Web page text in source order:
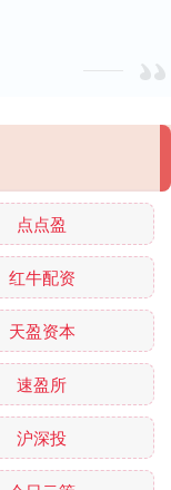
点点盈
红牛配资
天盈资本
速盈所
沪深投